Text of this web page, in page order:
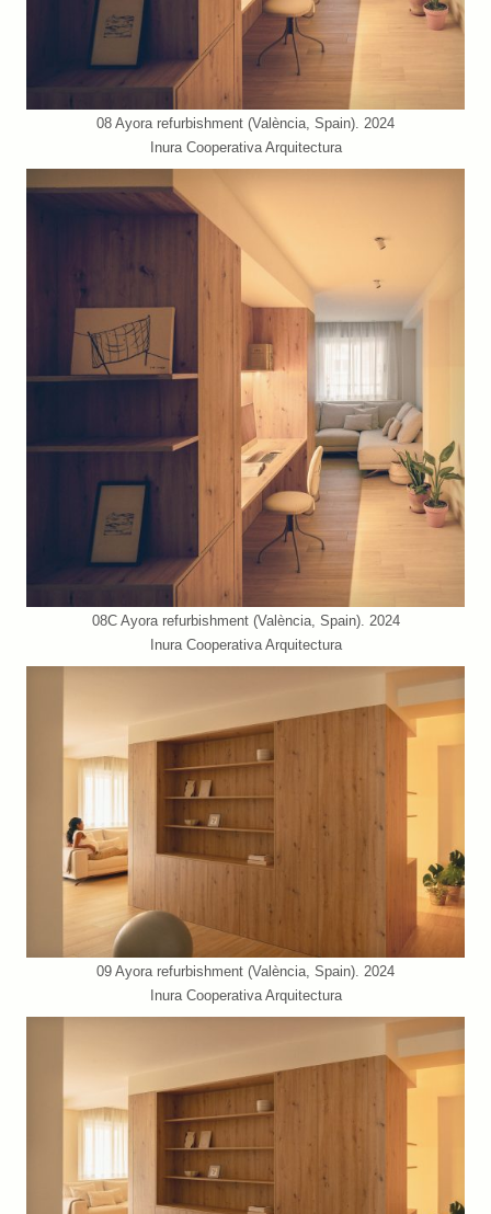
08 Ayora refurbishment (València, Spain). 2024
Inura Cooperativa Arquitectura
08C Ayora refurbishment (València, Spain). 2024
Inura Cooperativa Arquitectura
09 Ayora refurbishment (València, Spain). 2024
Inura Cooperativa Arquitectura